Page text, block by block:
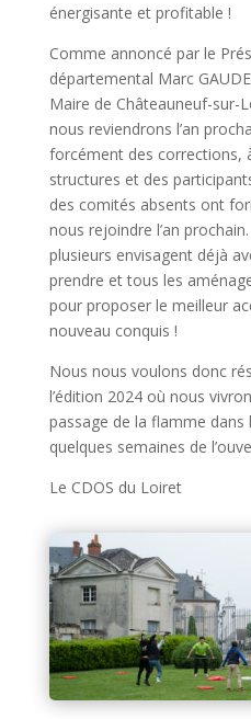
énergisante et profitable !
Comme annoncé par le
départemental Marc
Maire de Châteauneuf-sur-
nous reviendrons l’an
forcément des corrections,
structures et des
des comités absents ont
nous rejoindre l’an
plusieurs envisagent déjà
prendre et tous les
pour proposer le meilleur
nouveau conquis !
Nous nous voulons donc
l’édition 2024 où nous
passage de la flamme
quelques semaines de
Le CDOS du Loiret